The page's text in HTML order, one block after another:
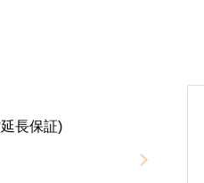
長保証)